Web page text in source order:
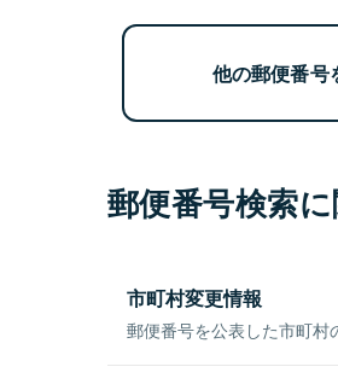
他の郵便番号
郵便番号検索
市町村変更情報
郵便番号を公表した市町村